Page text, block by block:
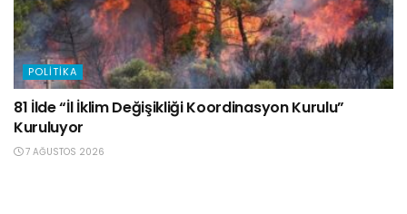
POLITIKA
81 İlde “İl İklim Değişikliği Koordinasyon Kurulu”
Kuruluyor
7 AĞUSTOS 2026